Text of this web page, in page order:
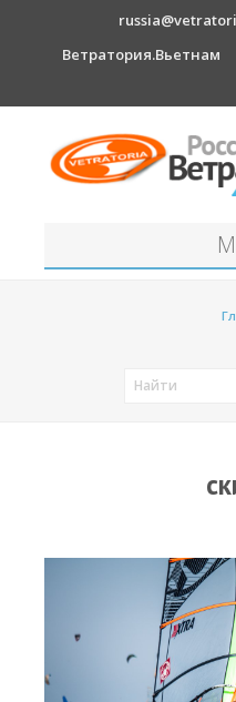
Ветратория.Вьетнам